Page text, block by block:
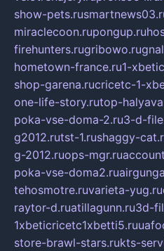
show-pets.ru
miraclecoon.rupongup.ru
firehunters.rugribowo.ru
hometown-france.ru1-
shop-garena.rucricetc-1-
one-life-story.rutop-
poka-vse-doma-2.ru3-d-
g2012.rutst-1.rushaggy-
g-2012.ruops-mgr.ru
poka-vse-doma2.ru
tehosmotre.ruvarieta-yug.ru
raytor-d.ruatillagunn.ru3d-
1xbeticricetc1xbetti5.ru
store-brawl-stars.rukts-